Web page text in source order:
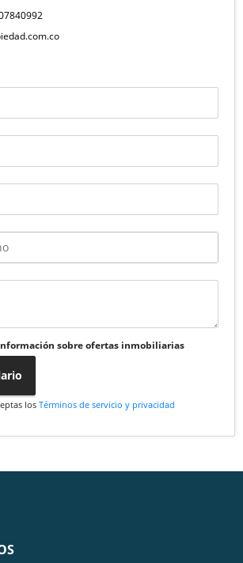
sobre ofertas inmobiliarias
los Términos de servicio y privacidad